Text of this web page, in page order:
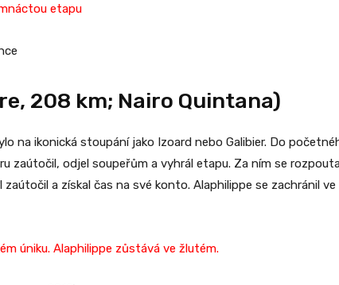
etapu
208 km; Nairo Quintana)
na ikonická stoupání jako Izoard nebo Galibier. Do
zaútočil, odjel soupeřům a vyhrál etapu. Za ním se
a získal čas na své konto. Alaphilippe se zachránil
úniku. Alaphilippe zůstává ve žlutém.